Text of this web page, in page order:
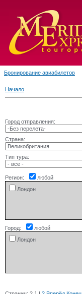
Бронирование авиабилетов
Начало
Город отправления:
Страна:
Тип тура:
Регион:
любой
Лондон
Город:
любой
Лондон